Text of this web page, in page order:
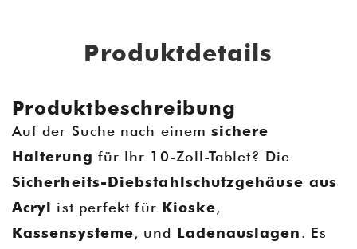
Produktdetails
Produktbeschreibung
Auf der Suche nach einem sichere
Halterung für Ihr 10-Zoll-Tablet? Die
Sicherheits-Diebstahlschutzgehäuse aus
Acryl ist perfekt für Kioske,
Kassensysteme, und Ladenauslagen. Es